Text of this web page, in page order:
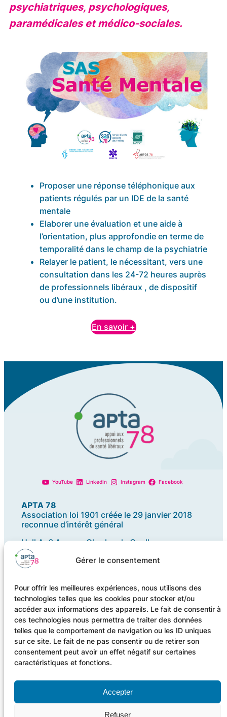
Gérer le consentement
Pour offrir les meilleures expériences, nous utilisons des
technologies telles que les cookies pour stocker et/ou
accéder aux informations des appareils. Le fait de consentir à
ces technologies nous permettra de traiter des données
telles que le comportement de navigation ou les ID uniques
sur ce site. Le fait de ne pas consentir ou de retirer son
consentement peut avoir un effet négatif sur certaines
caractéristiques et fonctions.
Accepter
Refuser
psychiatriques, psychologiques,
paramédicales et médico-sociales.
Proposer une réponse téléphonique aux
patients régulés par un IDE de la santé
mentale
Elaborer une évaluation et une aide à
l’orientation, plus approfondie en terme de
temporalité dans le champ de la psychiatrie
Relayer le patient, le nécessitant, vers une
consultation dans les 24-72 heures auprès
de professionnels libéraux , de dispositif
ou d’une institution.
En savoir +
YouTube LinkedIn Instagram Facebook
APTA 78
Association loi 1901 créée le 29 janvier 2018
reconnue d’intérêt général
Hall A, 6 Avenue Charles de Gaulle
78150 LE CHESNAY-ROCQUENCOURT
N° Siret 838 810 661 000 28
Financée par l’ ARS Ile-de-France et le
Conseil Départemental des Yvelines
Soutenue par laCPAM 78